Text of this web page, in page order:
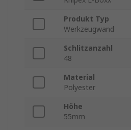
Produkt Typ
Werkzeugwand
Schlitzanzahl
48
Material
Polyester
Höhe
55mm